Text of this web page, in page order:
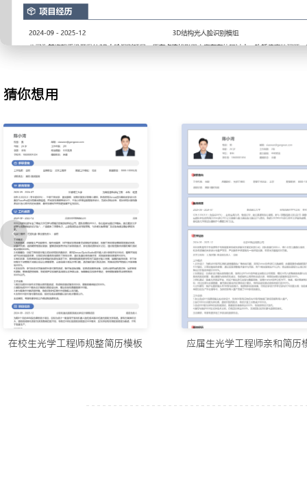
3.光机调试：参与工程样机的装调与测试，搭建简易光路验证成像
影、杂光等问题，反馈至设计端进行结构或镀膜优化；协同完成多
率达到XXX%。
测试时间减少XXX分钟。
档版本，确保与结构、电子团队文件一致；建立关键参数检索表，
复沟通时间XXX%。
6.跨部门协作：支持结构工程师完成镜筒与遮光筒设计评审，从光学
度建议；与电子工程师沟通传感器匹配问题；参与每周项目例会并
题及时同步。
工作业绩：
1.独立完成X款手机辅助镜头及X款车载内视镜头的光学设计，均通
开模阶段。
2.主导的公差分析工作覆盖X个量产项目，量产实际良率均达到或超
3.支持完成XX台工程样机的组装与问题排查，推动核心光学问题在
4.建立标准测试流程，累计完成XXX批次样机的性能数据采集与报告
XXX%。
猜你想用
在校生光学工程师规整简历模板 应届生光学工程师亲和简历